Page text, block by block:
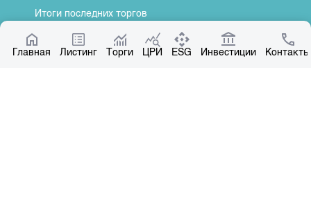
Главная Листинг Торги ЦРИ ESG Инвестиции Контакты
Итоги последних торгов
Котировки по ЦБ
Центр раскрытия информации